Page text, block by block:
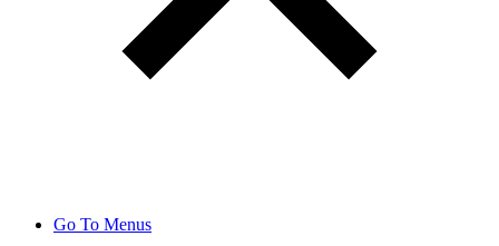
Go To Menus